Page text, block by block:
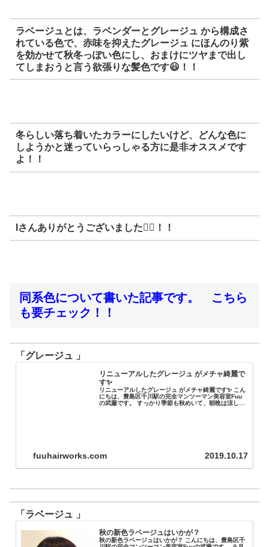
ラベージュとは、ラベンダーとグレージュ から構成さ
れている色で、赤味を抑えたグレージュ にほんのり紫
を効かせて秋冬っぽい色にし、おまけにツヤまで出し
てしまおうと言う欲張りな髪色です😃！！
冬らしい落ち着いたカラーにしたいけど、どんな色に
しようかと迷っていらっしゃる方に是非オススメです
よ！！
Iさんありがとうございました🙇‍♂️！！
同系色について書いた記事です。 こちら
も要チェック！！
「グレージュ 」
リニューアルしたグレージュ がメチャ綺麗で
す✨
リニューアルしたグレージュ がメチャ綺麗です✨ こん
にちは、豊島区千川駅の完全マンツーマン美容室Fuu
の武藤です。 すっかり季節も秋めいて、朝晩は涼しい
fuuhairworks.com 2019.10.17
「ラベージュ 」
秋の新色ラベージュはいかが？
秋の新色ラベージュはいかが？ こんにちは、豊島区千